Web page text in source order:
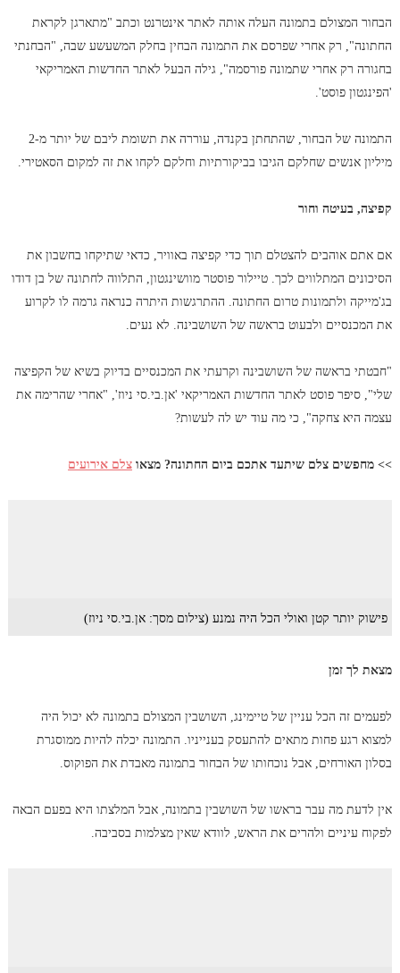
הבחור המצולם בתמונה העלה אותה לאתר אינטרנט וכתב "מתארגן לקראת
החתונה", רק אחרי שפרסם את התמונה הבחין בחלק המשעשע שבה, "הבחנתי
בחגורה רק אחרי שתמונה פורסמה", גילה הבעל לאתר החדשות האמריקאי
'הפינגטון פוסט'.
התמונה של הבחור, שהתחתן בקנדה, עוררה את תשומת ליבם של יותר מ-2
מיליון אנשים שחלקם הגיבו בביקורתיות וחלקם לקחו את זה למקום הסאטירי.
קפיצה, בעיטה וחור
אם אתם אוהבים להצטלם תוך כדי קפיצה באוויר, כדאי שתיקחו בחשבון את
הסיכונים המתלווים לכך. טיילור פוסטר מוושינגטון, התלווה לחתונה של בן דודו
בג'מייקה ולתמונות טרום החתונה. ההתרגשות היתרה כנראה גרמה לו לקרוע
את המכנסיים ולבעוט בראשה של השושבינה. לא נעים.
"חבטתי בראשה של השושבינה וקרעתי את המכנסיים בדיוק בשיא של הקפיצה
שלי", סיפר פוסט לאתר החדשות האמריקאי 'אן.בי.סי ניוז', "אחרי שהרימה את
עצמה היא צחקה", כי מה עוד יש לה לעשות?
>> מחפשים צלם שיתעד אתכם ביום החתונה? מצאו צלם אירועים
פישוק יותר קטן ואולי הכל היה נמנע (צילום מסך: אן.בי.סי ניוז)
מצאת לך זמן
לפעמים זה הכל עניין של טיימינג, השושבין המצולם בתמונה לא יכול היה
למצוא רגע פחות מתאים להתעסק בענייניו. התמונה יכלה להיות ממוסגרת
בסלון האורחים, אבל נוכחותו של הבחור בתמונה מאבדת את הפוקוס.
אין לדעת מה עבר בראשו של השושבין בתמונה, אבל המלצתו היא בפעם הבאה
לפקוח עיניים ולהרים את הראש, לוודא שאין מצלמות בסביבה.